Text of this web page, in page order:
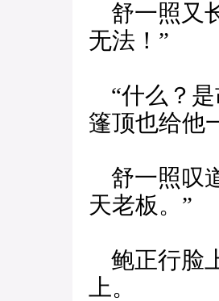
舒一照又
无法！”
“什么？是
篷顶也给他
舒一照叹
天老板。”
鲍正行脸
上。